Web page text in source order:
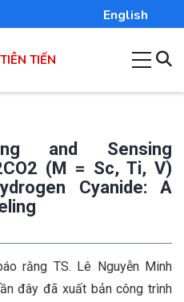
English
TIẾN
and Sensing
(M = Sc, Ti, V)
Cyanide: A
rằng TS. Lê Nguyễn Minh
đây đã xuất bản công trình